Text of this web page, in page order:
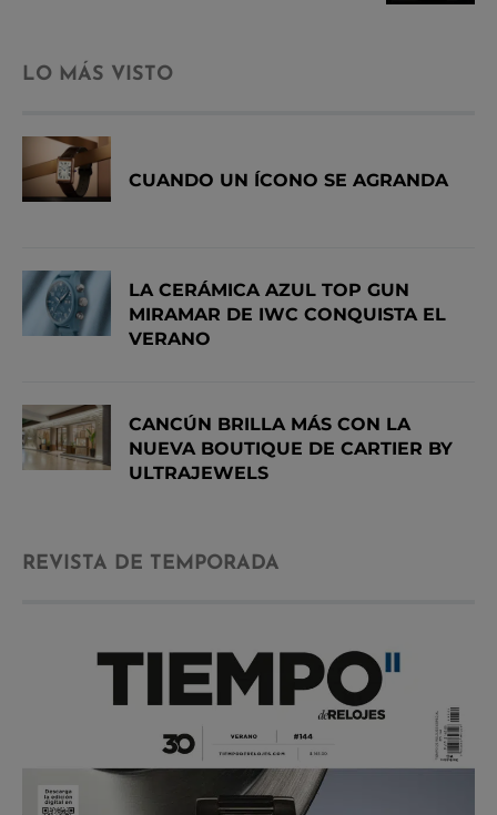
LO MÁS VISTO
CUANDO UN ÍCONO SE AGRANDA
LA CERÁMICA AZUL TOP GUN
MIRAMAR DE IWC CONQUISTA EL
VERANO
CANCÚN BRILLA MÁS CON LA
NUEVA BOUTIQUE DE CARTIER BY
ULTRAJEWELS
REVISTA DE TEMPORADA